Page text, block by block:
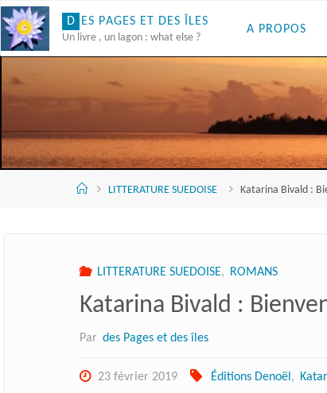
Skip
to
content
D ES PAGES ET DES LES
Un livre , un lagon : what else ?
A PROPOS
AccueilLITTERATURE SUEDOISE Katarina Bivald :
LITTERATURE SUEDOISE, ROMANS
Katarina Bivald :
Par des Pages et des îles
23 février 2019 Éditions Denoël ,